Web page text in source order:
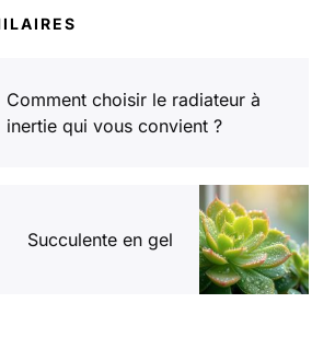
Comment choisir le radiateur à
inertie qui vous convient ?
Succulente en gel